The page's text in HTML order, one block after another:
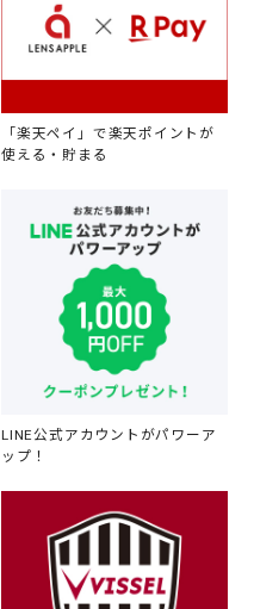
「楽天ペイ」で楽天ポイントが
使える・貯まる
LINE公式アカウントがパワーア
ップ！